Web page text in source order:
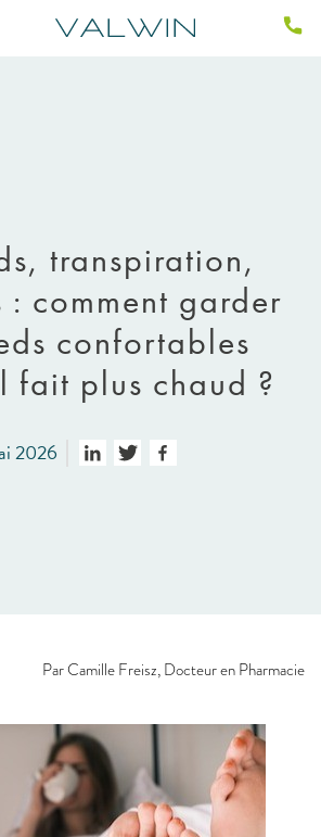
transpiration,
: comment garder
confortables
fait plus chaud ?
2026
ParCamille Freisz, Docteur en Pharmacie